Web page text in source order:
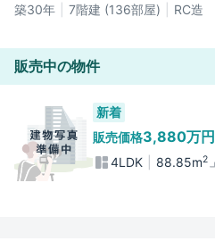
築30年
7階建 (136部屋) RC造
販売中の物件
新着
販売価格3,880万円
4LDK 88.85m2